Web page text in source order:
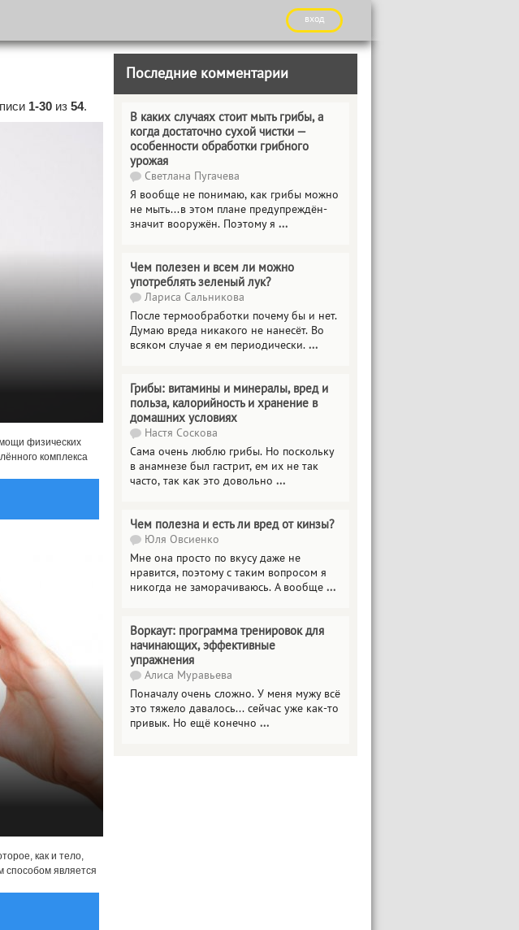
вход
Последние комментарии
В каких случаях стоит мыть грибы, а
когда достаточно сухой чистки —
особенности обработки грибного
урожая
Светлана Пугачева
Я вообще не понимаю, как грибы можно
не мыть...в этом плане предупреждён-
значит вооружён. Поэтому я ...
Чем полезен и всем ли можно
употреблять зеленый лук?
Лариса Сальникова
После термообработки почему бы и нет.
Думаю вреда никакого не нанесёт. Во
всяком случае я ем периодически. ...
Грибы: витамины и минералы, вред и
польза, калорийность и хранение в
домашних условиях
Настя Соскова
Сама очень люблю грибы. Но поскольку
в анамнезе был гастрит, ем их не так
часто, так как это довольно ...
Чем полезна и есть ли вред от кинзы?
Юля Овсиенко
Мне она просто по вкусу даже не
нравится, поэтому с таким вопросом я
никогда не заморачиваюсь. А вообще ...
Воркаут: программа тренировок для
начинающих, эффективные
упражнения
Алиса Муравьева
Поначалу очень сложно. У меня мужу всё
это тяжело давалось... сейчас уже как-то
привык. Но ещё конечно ...
1-30из 54.
физических
комплекса
как и тело,
способом является